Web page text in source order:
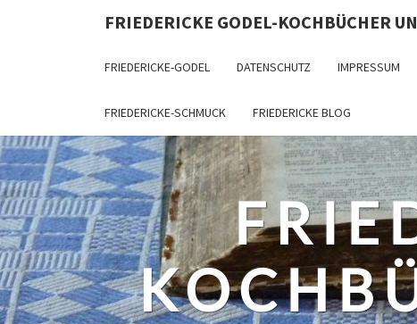
FRIEDERICKE GODEL-KOCHBÜCHER
FRIEDERICKE-GODEL DATENSCHUTZ IMPRESSUM
FRIEDERICKE-SCHMUCK FRIEDERICKE BLOG